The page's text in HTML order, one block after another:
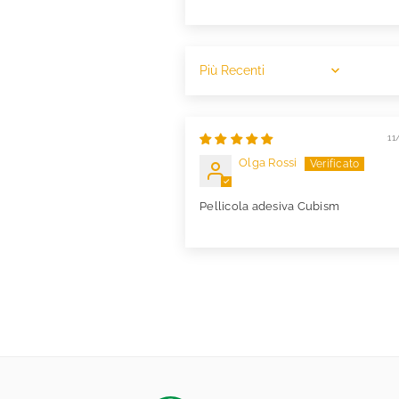
Sort by
Olga Rossi
Pellicola adesiva Cubism